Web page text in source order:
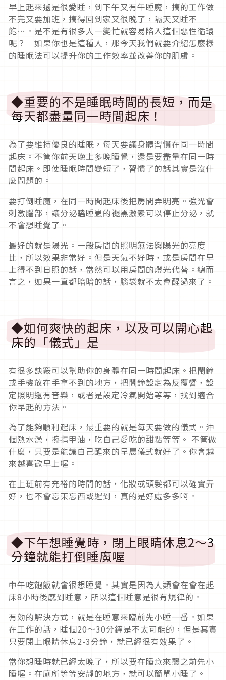
早上起來還是很愛睡，到下午又有午睡魔，搞的工作做
不完又要加班，搞得回到家又很晚了，隔天又睡不
飽…。是不是有很多人一變忙就容易陷入這個惡性循環
呢？ 如果你也是這種人，那今天我們就要介紹怎麼樣
的睡眠法可以提升你的工作效率並改善你的肌膚。
◆重要的不是睡眠時間的長短，而是
每天都盡量同一時間起床！
為了要維持優良的睡眠，每天要讓身體習慣在同一時間
起床。不管你前天晚上多晚睡覺，還是要盡量在同一時
間起床。即使睡眠時間變短了，習慣了的話其實是沒什
麼問題的。
要打倒睡魔，在同一時間起床後把房間弄明亮。強光會
刺激腦部，讓分泌瞌睡蟲的褪黑激素可以停止分泌，就
不會想睡覺了。
最好的就是陽光。一般房間的照明無法與陽光的亮度
比，所以效果非常好。但是天氣不好時，或是房間在早
上得不到日照的話，當然可以用房間的燈光代替。總而
言之，如果一直都暗暗的話，腦袋就不太會醒過來了。
◆如何爽快的起床，以及可以開心起
床的「儀式」是
有很多訣竅可以幫助你的身體在同一時間起床。把鬧鐘
或手機放在手拿不到的地方，把鬧鐘設定為反覆響，設
定照明還有音樂，或者是設定冷氣開始等等，找到適合
你早起的方法。
為了能夠順利起床，最重要的就是每天要做的儀式。沖
個熱水澡，擦指甲油，吃自己愛吃的甜點等等。 不管做
什麼，只要是能讓自己醒來的早晨儀式就好了。你會越
來越喜歡早上喔。
在上班前有充裕的時間的話，化妝或頭髮都可以確實弄
好，也不會忘東忘西或遲到，真的是好處多多啊。
◆下午想睡覺時，閉上眼睛休息2～3
分鐘就能打倒睡魔喔
中午吃飽飯就會很想睡覺。其實是因為人類會在會在起
床8小時後感到睡意，所以這個睡意是很有規律的。
有効的解決方式，就是在睡意來臨前先小睡一番。如果
在工作的話，睡個20～30分鐘是不太可能的，但是其實
只要閉上眼睛休息2-3分鐘，就已經很有效果了。
當你想睡時就已經太晚了，所以要在睡意來襲之前先小
睡喔。在廁所等等安靜的地方，就可以簡單小睡了。